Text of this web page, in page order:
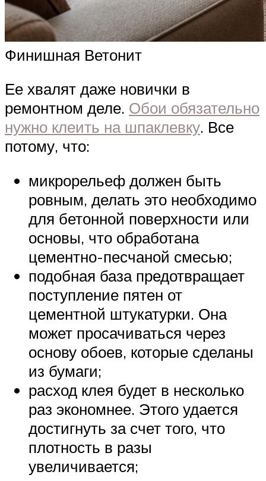
Финишная Ветонит
Ее хвалят даже новички в
ремонтном деле. Обои обязательно
нужно клеить на шпаклевку. Все
потому, что:
микрорельеф должен быть
ровным, делать это необходимо
для бетонной поверхности или
основы, что обработана
цементно-песчаной смесью;
подобная база предотвращает
поступление пятен от
цементной штукатурки. Она
может просачиваться через
основу обоев, которые сделаны
из бумаги;
расход клея будет в несколько
раз экономнее. Этого удается
достигнуть за счет того, что
плотность в разы
увеличивается;